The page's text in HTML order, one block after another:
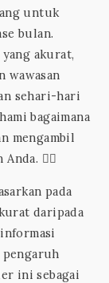
untuk
bulan.
akurat,
wawasan
sehari-hari
bagaimana
mengambil
🧘‍♀️
pada
daripada
pengaruh
ini sebagai